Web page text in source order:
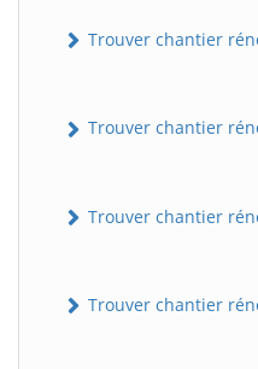
Trouver chantier
Trouver chantier
Trouver chantier
Trouver chantier